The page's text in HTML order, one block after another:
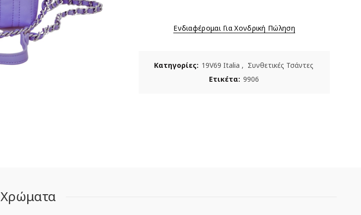
Ενδιαφέρομαι Για Χονδρική Πώληση
Κατηγορίες: 19V69 Italia , Συνθετικές Τσάντες
Ετικέτα: 9906
Χρώματα